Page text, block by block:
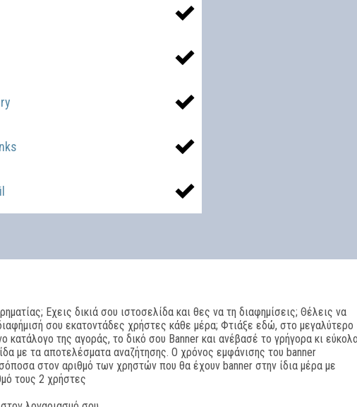
Εχεις δικιά σου ιστοσελίδα και θες να τη διαφημίσεις; Θέλεις να
σου εκατοντάδες χρήστες κάθε μέρα; Φτιάξε εδώ, στο μεγαλύτερο
κατάλογο της αγοράς, το δικό σου Banner και ανέβασέ το γρήγορα κι
με τα αποτελέσματα αναζήτησης. Ο χρόνος εμφάνισης του banner
στον αριθμό των χρηστών που θα έχουν banner στην ίδια μέρα με
τους 2 χρήστες